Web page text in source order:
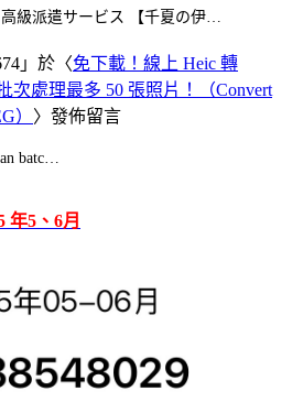
級派遣サービス 【千夏の伊…
」於〈免下載！線上 Heic 轉
次處理最多 50 張照片！（Convert
） 〉發佈留言
batc…
年5、6月